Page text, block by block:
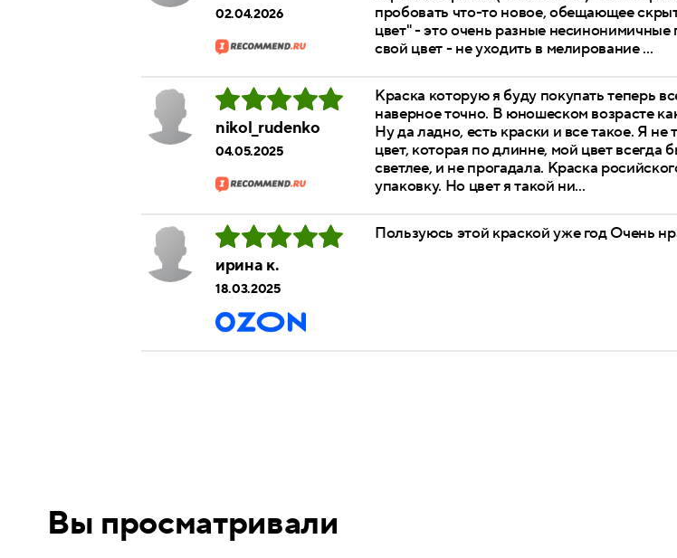
02.04.2026
пробовать что-то новое, обещающее
цвет" - это очень разные
свой цвет - не уходить в мелирование ...
nikol_rudenko
04.05.2025
Краска которую я буду покупать теперь
наверное точно. В юношеском возрасте
Ну да ладно, есть краски и все такое. Я не
цвет, которая по длинне, мой цвет
светлее, и не прогадала. Краска
упаковку. Но цвет я такой ни...
ирина к.
18.03.2025
Пользуюсь этой краской уже год Очень
Вы просматривали